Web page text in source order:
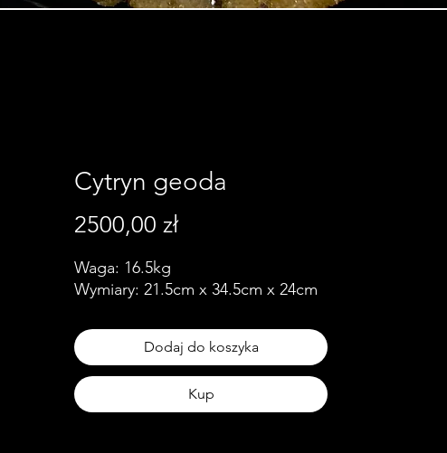
Cytryn geoda
2500,00 złCena
Waga: 16.5kg
Wymiary: 21.5cm x 34.5cm x 24cm
Dodaj do koszyka
Kup